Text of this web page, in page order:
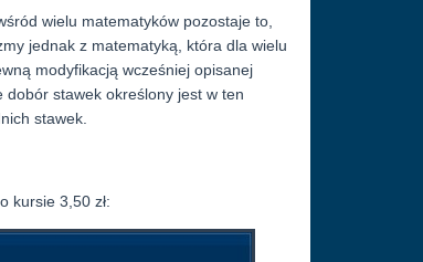
wielu matematyków pozostaje to,
jednak z matematyką, która dla wielu
modyfikacją wcześniej opisanej
stawek określony jest w ten
stawek.
kursie 3,50 zł: